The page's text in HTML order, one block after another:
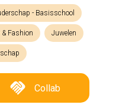
- Basisschool
& Fashion Juwelen
Collab